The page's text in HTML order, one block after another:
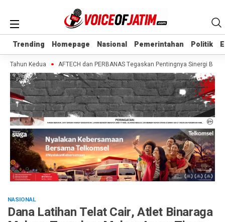
Trending Homepage Nasional Pemerintahan Politik
Trending Homepage Nasional Pemerintahan Politik
Kedua AFTECH dan PERBANAS Tegaskan Pentingnya Sinergi Bank-
NASIONAL
Dana Latihan Telat Cair, Atlet Binaraga